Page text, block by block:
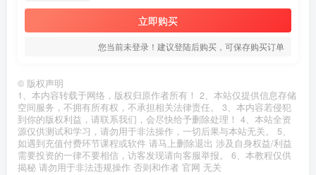
立即购买
您当前未登录！建议登陆后购买，可保存购买订单
© 版权声明
1、本内容转载于网络，版权归原作者所有！ 2、本站仅提供信息存储
空间服务，不拥有所有权，不承担相关法律责任。 3、本内容若侵犯
到你的版权利益，请联系我们，会尽快给予删除处理！ 4、本站全资
源仅供测试和学习，请勿用于非法操作，一切后果与本站无关。 5、
如遇到充值付费环节课程或软件 请马上删除退出 涉及自身权益/利益
需要投资的一律不要相信，访客发现请向客服举报。 6、本教程仅供
揭秘 请勿用于非法违规操作 否则和作者 官网 无关